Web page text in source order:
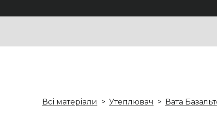
Всі матеріали Утеплювач Вата